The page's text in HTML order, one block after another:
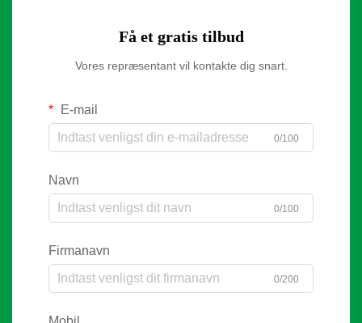
Få et gratis tilbud
Vores repræsentant vil kontakte dig snart.
E-mail
0/100
Navn
0/100
Firmanavn
0/200